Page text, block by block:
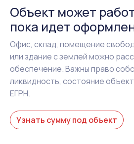
Объект может
пока идет
Офис, склад, помещение
или здание с землей можно
обеспечение. Важны право
ликвидность, состояние
ЕГРН.
Узнать сумму под объект